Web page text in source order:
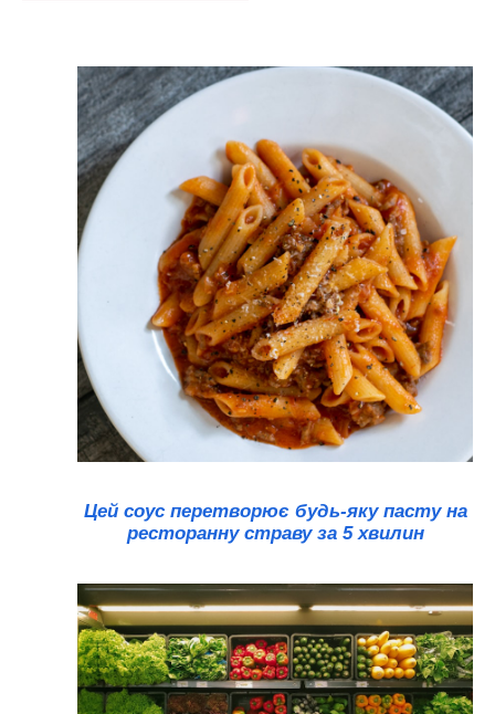
Цей соус перетворює будь-яку пасту на
ресторанну страву за 5 хвилин